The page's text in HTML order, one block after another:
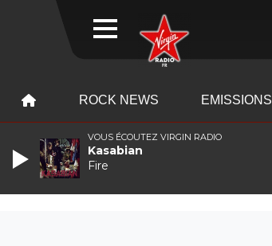
ROCK NEWS EMISSIONS
VOUS ÉCOUTEZ VIRGIN RADIO
Kasabian
Fire
WEBRADIO